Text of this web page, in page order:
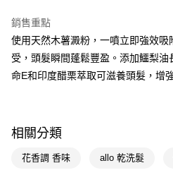
相關說明
【關於「AFTEE先享後付」】
AFTEE先享後付是「在收到商品之後才
１．簡單：不需註冊會員、不需綁卡、不
【「AFTEE先享後付」結帳流程】
結帳頁面，進行簡訊認證並確認金額後，
即享券
每筆NT$65，滿NT$390(含以上)免運
付款後全家取貨
銷售重點
使用天然木薯澱粉，一噴立即強效
受，頭髮瞬間蓬鬆豐盈。添加鱷梨
命E和印度醋栗萃取可滋養頭髮，增
相關分類
花香調 香味 allo 乾洗髮